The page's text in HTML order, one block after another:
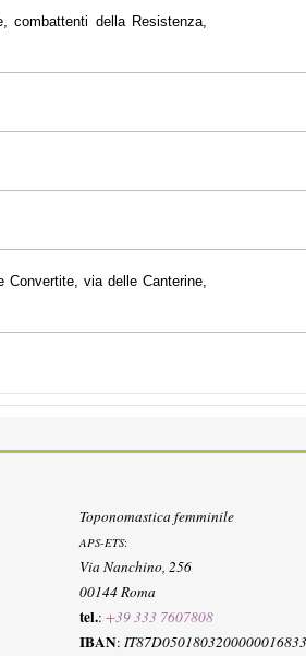
combattenti della Resistenza,
via delle Canterine,
Toponomastica femminile
APS-ETS:
Via Nanchino, 256
00144 Roma
tel.: +39 333 7607808
IBAN: